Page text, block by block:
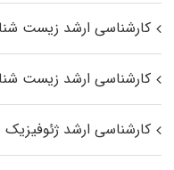
کارشناسی ارشد زیست‌
کارشناسی ارشد زیست‌
کارشناسی ارشد